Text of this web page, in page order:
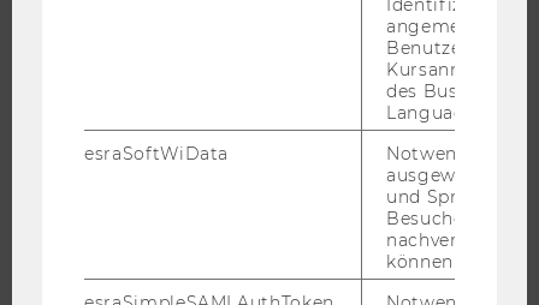
ORGANISATION DER FORSCHUNG
UNIVERSITÄT
Identifizierung
angemeldeten
Benutzers im
des Business
Language
esraSoftWiData
Notwendig um
ausgewählte
und
Besuchers
nachverfolgen
können.